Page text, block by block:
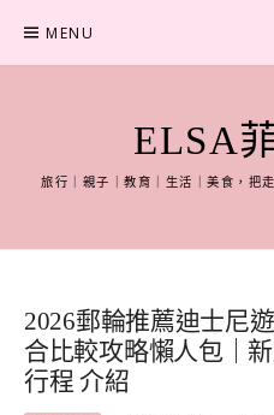
content
MENU
ELSA
旅行｜親子｜教育｜生活｜美食，把
2026郵輪推薦迪士尼
合比較攻略懶人包｜
行程 介紹